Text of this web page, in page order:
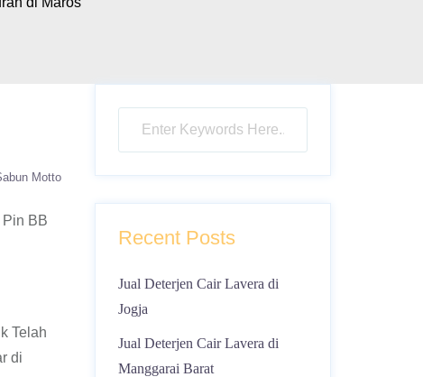
Motto
BB
Telah
di
Recent Posts
Jual Deterjen Cair Lavera di
Jogja
Jual Deterjen Cair Lavera di
Manggarai Barat